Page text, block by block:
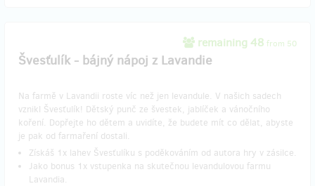
remaining 48 from 50
Švesťulík - bájný nápoj z Lavandie
Na farmě v Lavandii roste víc než jen levandule. V našich sadech
vznikl Švesťulík! Dětský punč ze švestek, jablíček a vánočního
koření. Dopřejte ho dětem a uvidíte, že budete mít co dělat, abyste
je pak od farmaření dostali.
Získáš 1x lahev Švesťulíku s poděkováním od autora hry v zásilce.
Jako bonus 1x vstupenka na skutečnou levandulovou farmu
Lavandia.